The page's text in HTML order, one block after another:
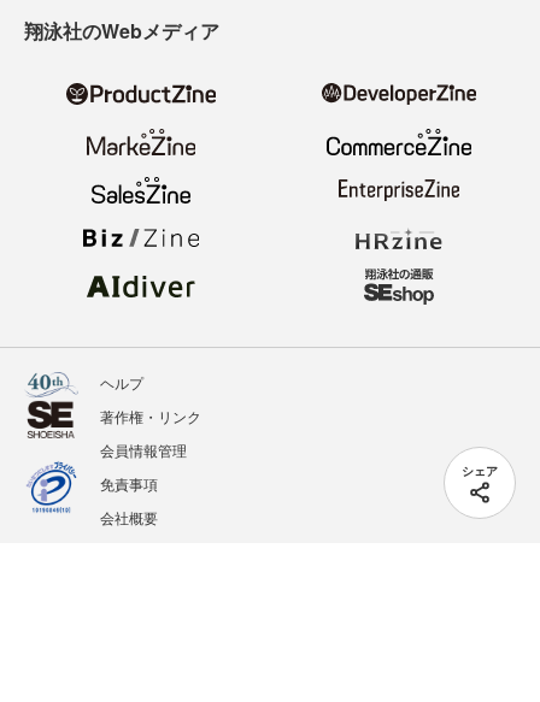
シェア
翔泳社のWebメディア
ヘルプ
著作権・リンク
会員情報管理
免責事項
会社概要